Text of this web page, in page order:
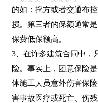
的如：挖方或者交通布
损。第三者的保额通常
保费低保额高。
3、在许多建筑合同中，
险。事实上，团意保险
体施工人员意外伤害保
害事故医疗或死亡、伤